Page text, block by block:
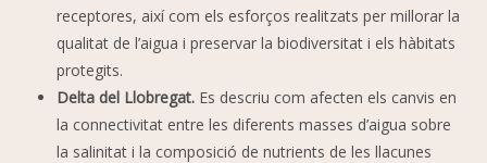
receptores, així com els esforços realitzats per millorar la
qualitat de l’aigua i preservar la biodiversitat i els hàbitats
protegits.
Delta del Llobregat. Es descriu com afecten els canvis en
la connectivitat entre les diferents masses d’aigua sobre
la salinitat i la composició de nutrients de les llacunes